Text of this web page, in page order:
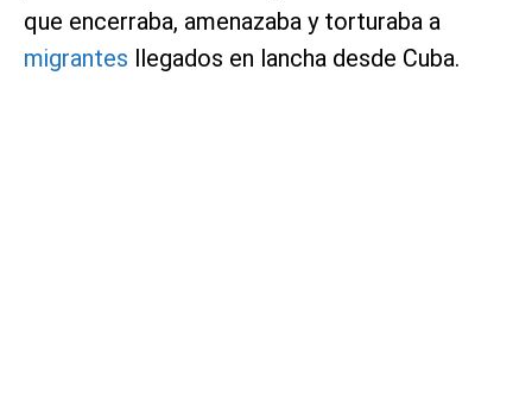
que encerraba, amenazaba y torturaba a
migrantes llegados en lancha desde Cuba.